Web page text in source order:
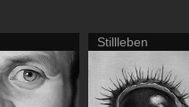
Stillleben